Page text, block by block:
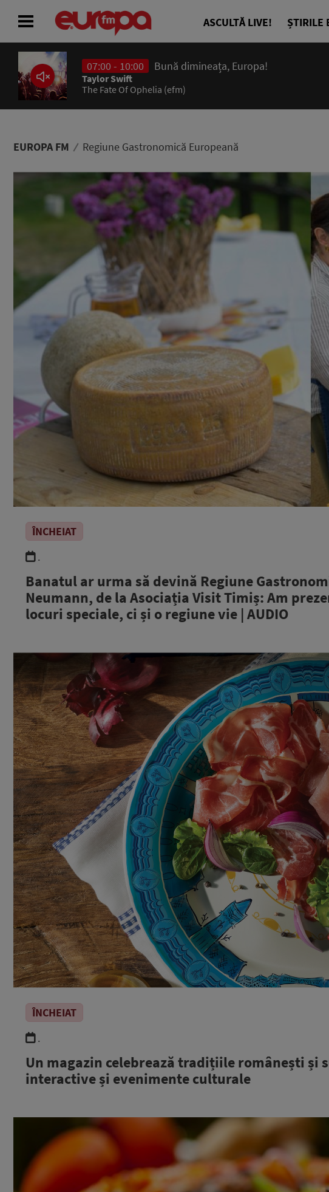
ASCULTĂ LIVE! ȘTIRILE
07:00 - 10:00 Bună dimineața, Europa!
Taylor Swift
The Fate Of Ophelia (efm)
EUROPA FM Regiune Gastronomică Europeană
ÎNCHEIAT
.
Banatul ar urma să devină Regiune
Neumann, de la Asociația Visit Timiș: Am
locuri speciale, ci și o regiune vie | AUDIO
ÎNCHEIAT
.
Un magazin celebrează tradițiile românești
interactive și evenimente culturale
ACASĂ
ȘTIRI
PODCAST
ASCULTĂ LIVE